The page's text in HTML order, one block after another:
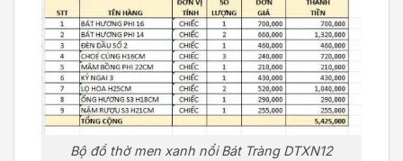
Bộ đồ thờ men xanh nổi Bát Tràng DTXN12